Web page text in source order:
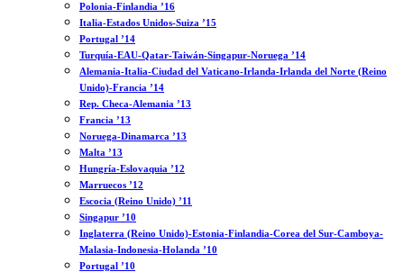
Polonia-Finlandia ’16
Italia-Estados Unidos-Suiza ’15
Portugal ’14
Turquía-EAU-Qatar-Taiwán-Singapur-Noruega ’14
Alemania-Italia-Ciudad del Vaticano-Irlanda-Irlanda del Norte (Reino
Unido)-Francia ’14
Rep. Checa-Alemania ’13
Francia ’13
Noruega-Dinamarca ’13
Malta ’13
Hungría-Eslovaquia ’12
Marruecos ’12
Escocia (Reino Unido) ’11
Singapur ’10
Inglaterra (Reino Unido)-Estonia-Finlandia-Corea del Sur-Camboya-
Malasia-Indonesia-Holanda ’10
Portugal ’10